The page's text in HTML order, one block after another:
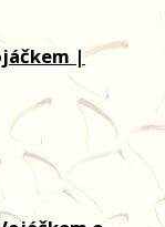
|